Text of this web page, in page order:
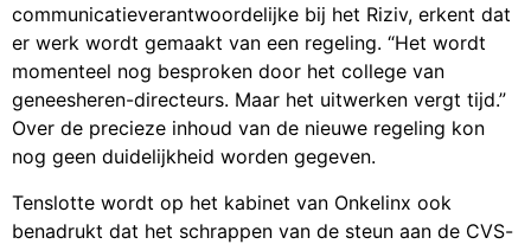
communicatieverantwoordelijke bij het Riziv, erkent dat
er werk wordt gemaakt van een regeling. “Het wordt
momenteel nog besproken door het college van
geneesheren-directeurs. Maar het uitwerken vergt tijd.”
Over de precieze inhoud van de nieuwe regeling kon
nog geen duidelijkheid worden gegeven.
Tenslotte wordt op het kabinet van Onkelinx ook
benadrukt dat het schrappen van de steun aan de CVS-